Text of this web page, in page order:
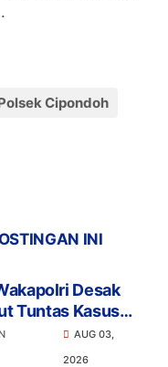
Cipondoh
INI
Desak
Tuntas Kasus
Anak di Bawah
Vape
AUG 03,
2026